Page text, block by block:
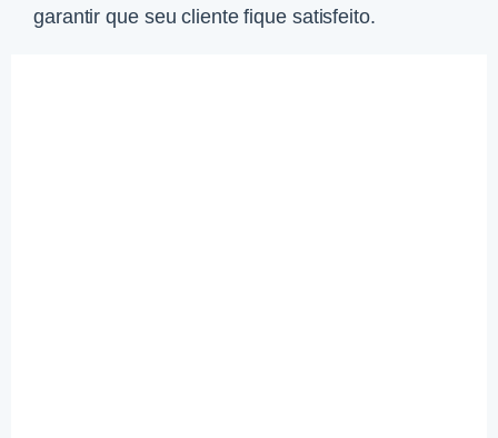
garantir que seu cliente fique satisfeito.